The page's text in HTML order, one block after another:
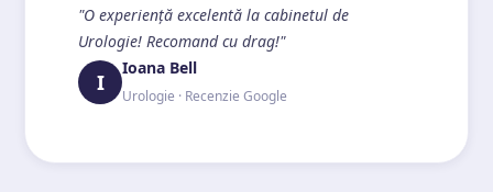
"O experiență excelentă la cabinetul de
Urologie! Recomand cu drag!"
I
Ioana Bell
Urologie · Recenzie Google